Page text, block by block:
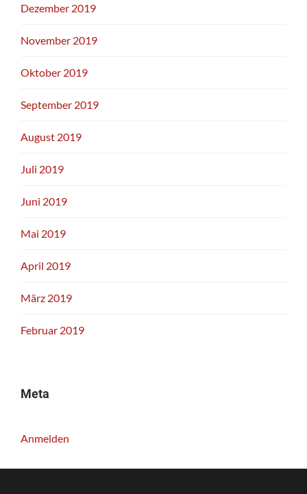
Dezember 2019
November 2019
Oktober 2019
September 2019
August 2019
Juli 2019
Juni 2019
Mai 2019
April 2019
März 2019
Februar 2019
Meta
Anmelden